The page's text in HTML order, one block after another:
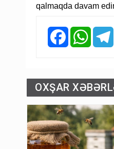
qalmaqda davam
Facebook
OXŞAR